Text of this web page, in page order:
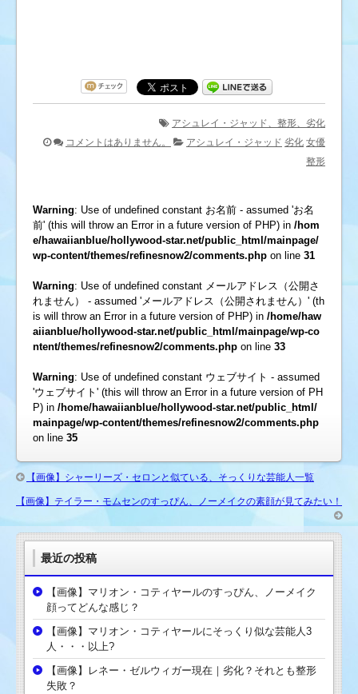
アシュレイ・ジャッド、整形、劣化
コメントはありません。
アシュレイ・ジャッド 劣化 女優
整形
Warning: Use of undefined constant お名前 - assumed 'お名
前' (this will throw an Error in a future version of PHP) in /hom
e/hawaiianblue/hollywood-star.net/public_html/mainpage/
wp-content/themes/refinesnow2/comments.php on line 31
Warning: Use of undefined constant メールアドレス（公開さ
れません） - assumed 'メールアドレス（公開されません）' (th
is will throw an Error in a future version of PHP) in /home/haw
aiianblue/hollywood-star.net/public_html/mainpage/wp-co
ntent/themes/refinesnow2/comments.php on line 33
Warning: Use of undefined constant ウェブサイト - assumed
'ウェブサイト' (this will throw an Error in a future version of PH
P) in /home/hawaiianblue/hollywood-star.net/public_html/
mainpage/wp-content/themes/refinesnow2/comments.php
on line 35
【画像】シャーリーズ・セロンと似ている、そっくりな芸能人一覧
【画像】テイラー・モムセンのすっぴん、ノーメイクの素顔が見てみたい！
最近の投稿
【画像】マリオン・コティヤールのすっぴん、ノーメイク
顔ってどんな感じ？
【画像】マリオン・コティヤールにそっくり似な芸能人3
人・・・以上?
【画像】レネー・ゼルウィガー現在｜劣化？それとも整形
失敗？